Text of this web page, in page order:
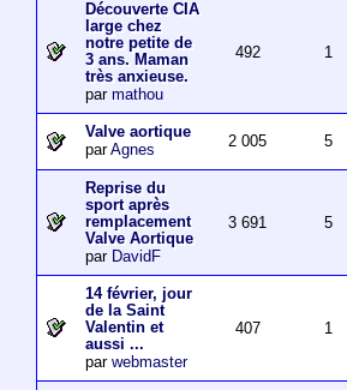
Découverte CIA
large chez
notre petite de
3 ans. Maman
très anxieuse.
par mathou
492 1
Valve aortique
parAgnes 2 005 5
Reprise du
sport après
remplacement
Valve Aortique
par DavidF
3 691 5
14 février, jour
de la Saint
Valentin et
aussi ...
par webmaster
407 1